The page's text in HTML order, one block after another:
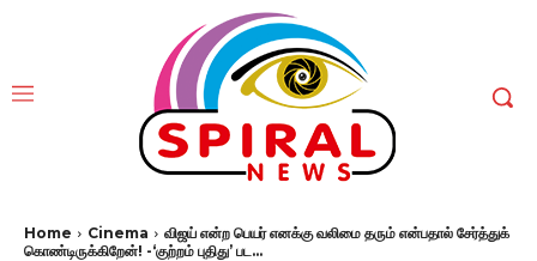
Home Cinema
விஜய் என்ற பெயர் எனக்கு வலிமை தரும் என்பதால் சேர்த்துக்
கொண்டிருக்கிறேன்! -‘குற்றம் புதிது’ பட...